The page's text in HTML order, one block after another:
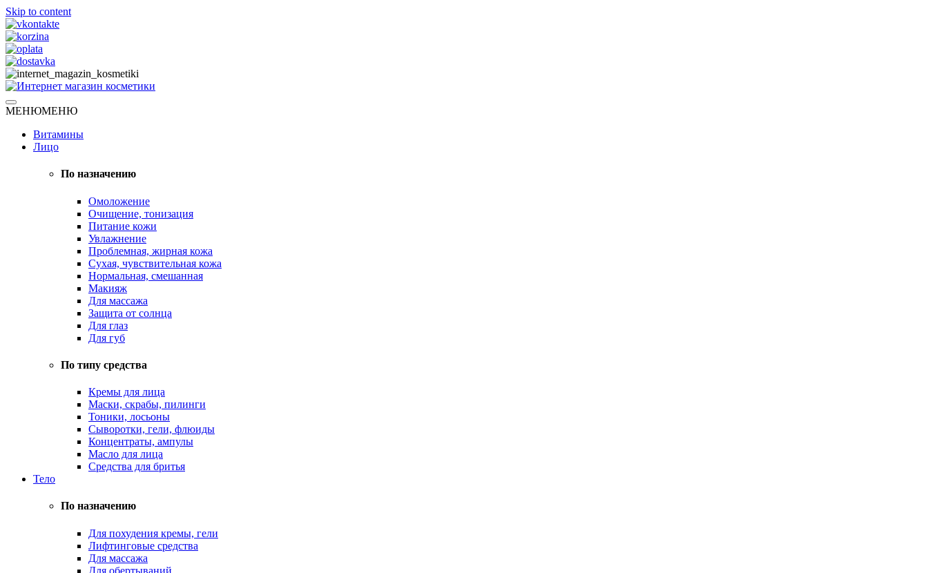
Skip to content
Интернет магазин косметики
Натуральная косметика
МЕНЮМЕНЮ
Витамины
Лицо
По назначению
Омоложение
Очищение, тонизация
Питание кожи
Увлажнение
Проблемная, жирная кожа
Сухая, чувствительная кожа
Нормальная, смешанная
Макияж
Для массажа
Защита от солнца
Для глаз
Для губ
По типу средства
Кремы для лица
Маски, скрабы, пилинги
Тоники, лосьоны
Сыворотки, гели, флюиды
Концентраты, ампулы
Масло для лица
Средства для бритья
Тело
По назначению
Для похудения кремы, гели
Лифтинговые средства
Для массажа
Для обертываний